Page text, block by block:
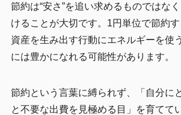
節約は“安さ”を追い求めるものではな
けることが大切です。1円単位で節約
資産を生み出す行動にエネルギーを使
には豊かになれる可能性があります。
節約という言葉に縛られず、「自分に
と不要な出費を見極める目」を育てて